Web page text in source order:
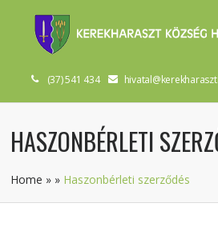
(37) 541 434
HASZONBÉRLETI
Home » » Haszonbérleti szerződés